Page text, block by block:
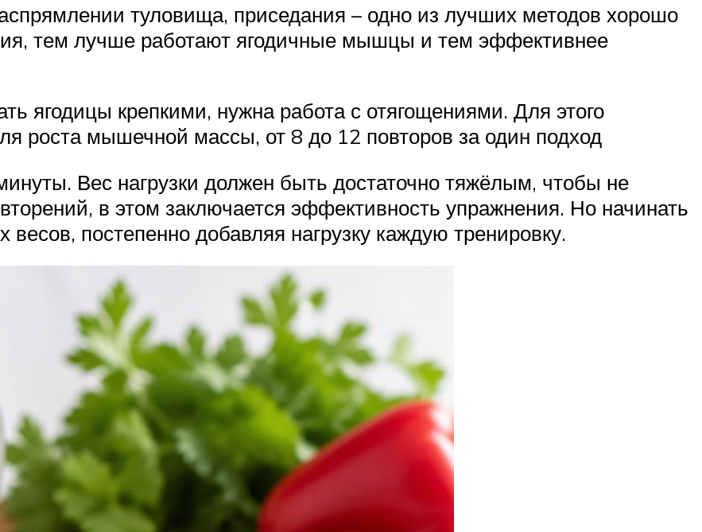
туловища, приседания – одно из лучших методов хорошо
тем лучше работают ягодичные мышцы и тем эффективнее
ягодицы крепкими, нужна работа с отягощениями. Для этого
роста мышечной массы, от 8 до 12 повторов за один подход
Вес нагрузки должен быть достаточно тяжёлым, чтобы не
в этом заключается эффективность упражнения. Но начинать
постепенно добавляя нагрузку каждую тренировку.